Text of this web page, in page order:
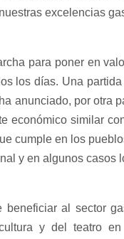
excelencias
para poner en
los días. Una
anunciado, por otra
económico similar
cumple en los
y en algunos casos
al sector
y del teatro